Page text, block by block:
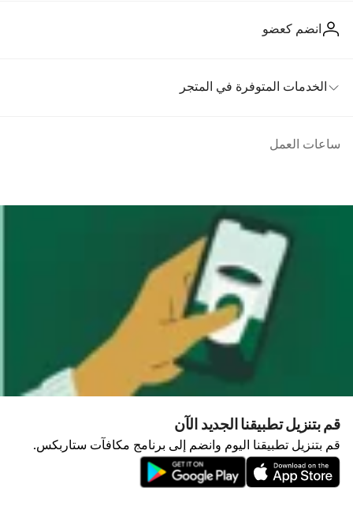
انضم كعضو
الخدمات المتوفرة في المتجر
ساعات العمل
قم بتنزيل تطبيقنا الجديد الآن
قم بتنزيل تطبيقنا اليوم وانضم إلى برنامج مكافآت ستاربكس.